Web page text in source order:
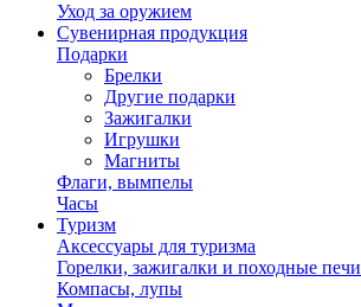
Уход за оружием
Сувенирная продукция
Подарки
Брелки
Другие подарки
Зажигалки
Игрушки
Магниты
Флаги, вымпелы
Часы
Туризм
Аксессуары для туризма
Горелки, зажигалки и походные печи
Компасы, лупы